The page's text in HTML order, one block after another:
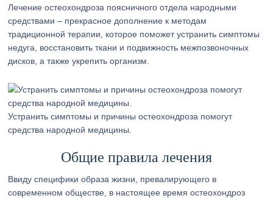
Лечение остеохондроза поясничного отдела народными
средствами – прекрасное дополнение к методам
традиционной терапии, которое поможет устранить симптомы
недуга, восстановить ткани и подвижность межпозвоночных
дисков, а также укрепить организм.
Устранить симптомы и причины остеохондроза помогут
средства народной медицины.
Общие правила лечения
Ввиду специфики образа жизни, превалирующего в
современном обществе, в настоящее время остеохондроз